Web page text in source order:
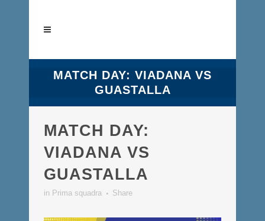
MATCH DAY: VIADANA VS
GUASTALLA
MATCH DAY:
VIADANA VS
GUASTALLA
in Prima squadra Share